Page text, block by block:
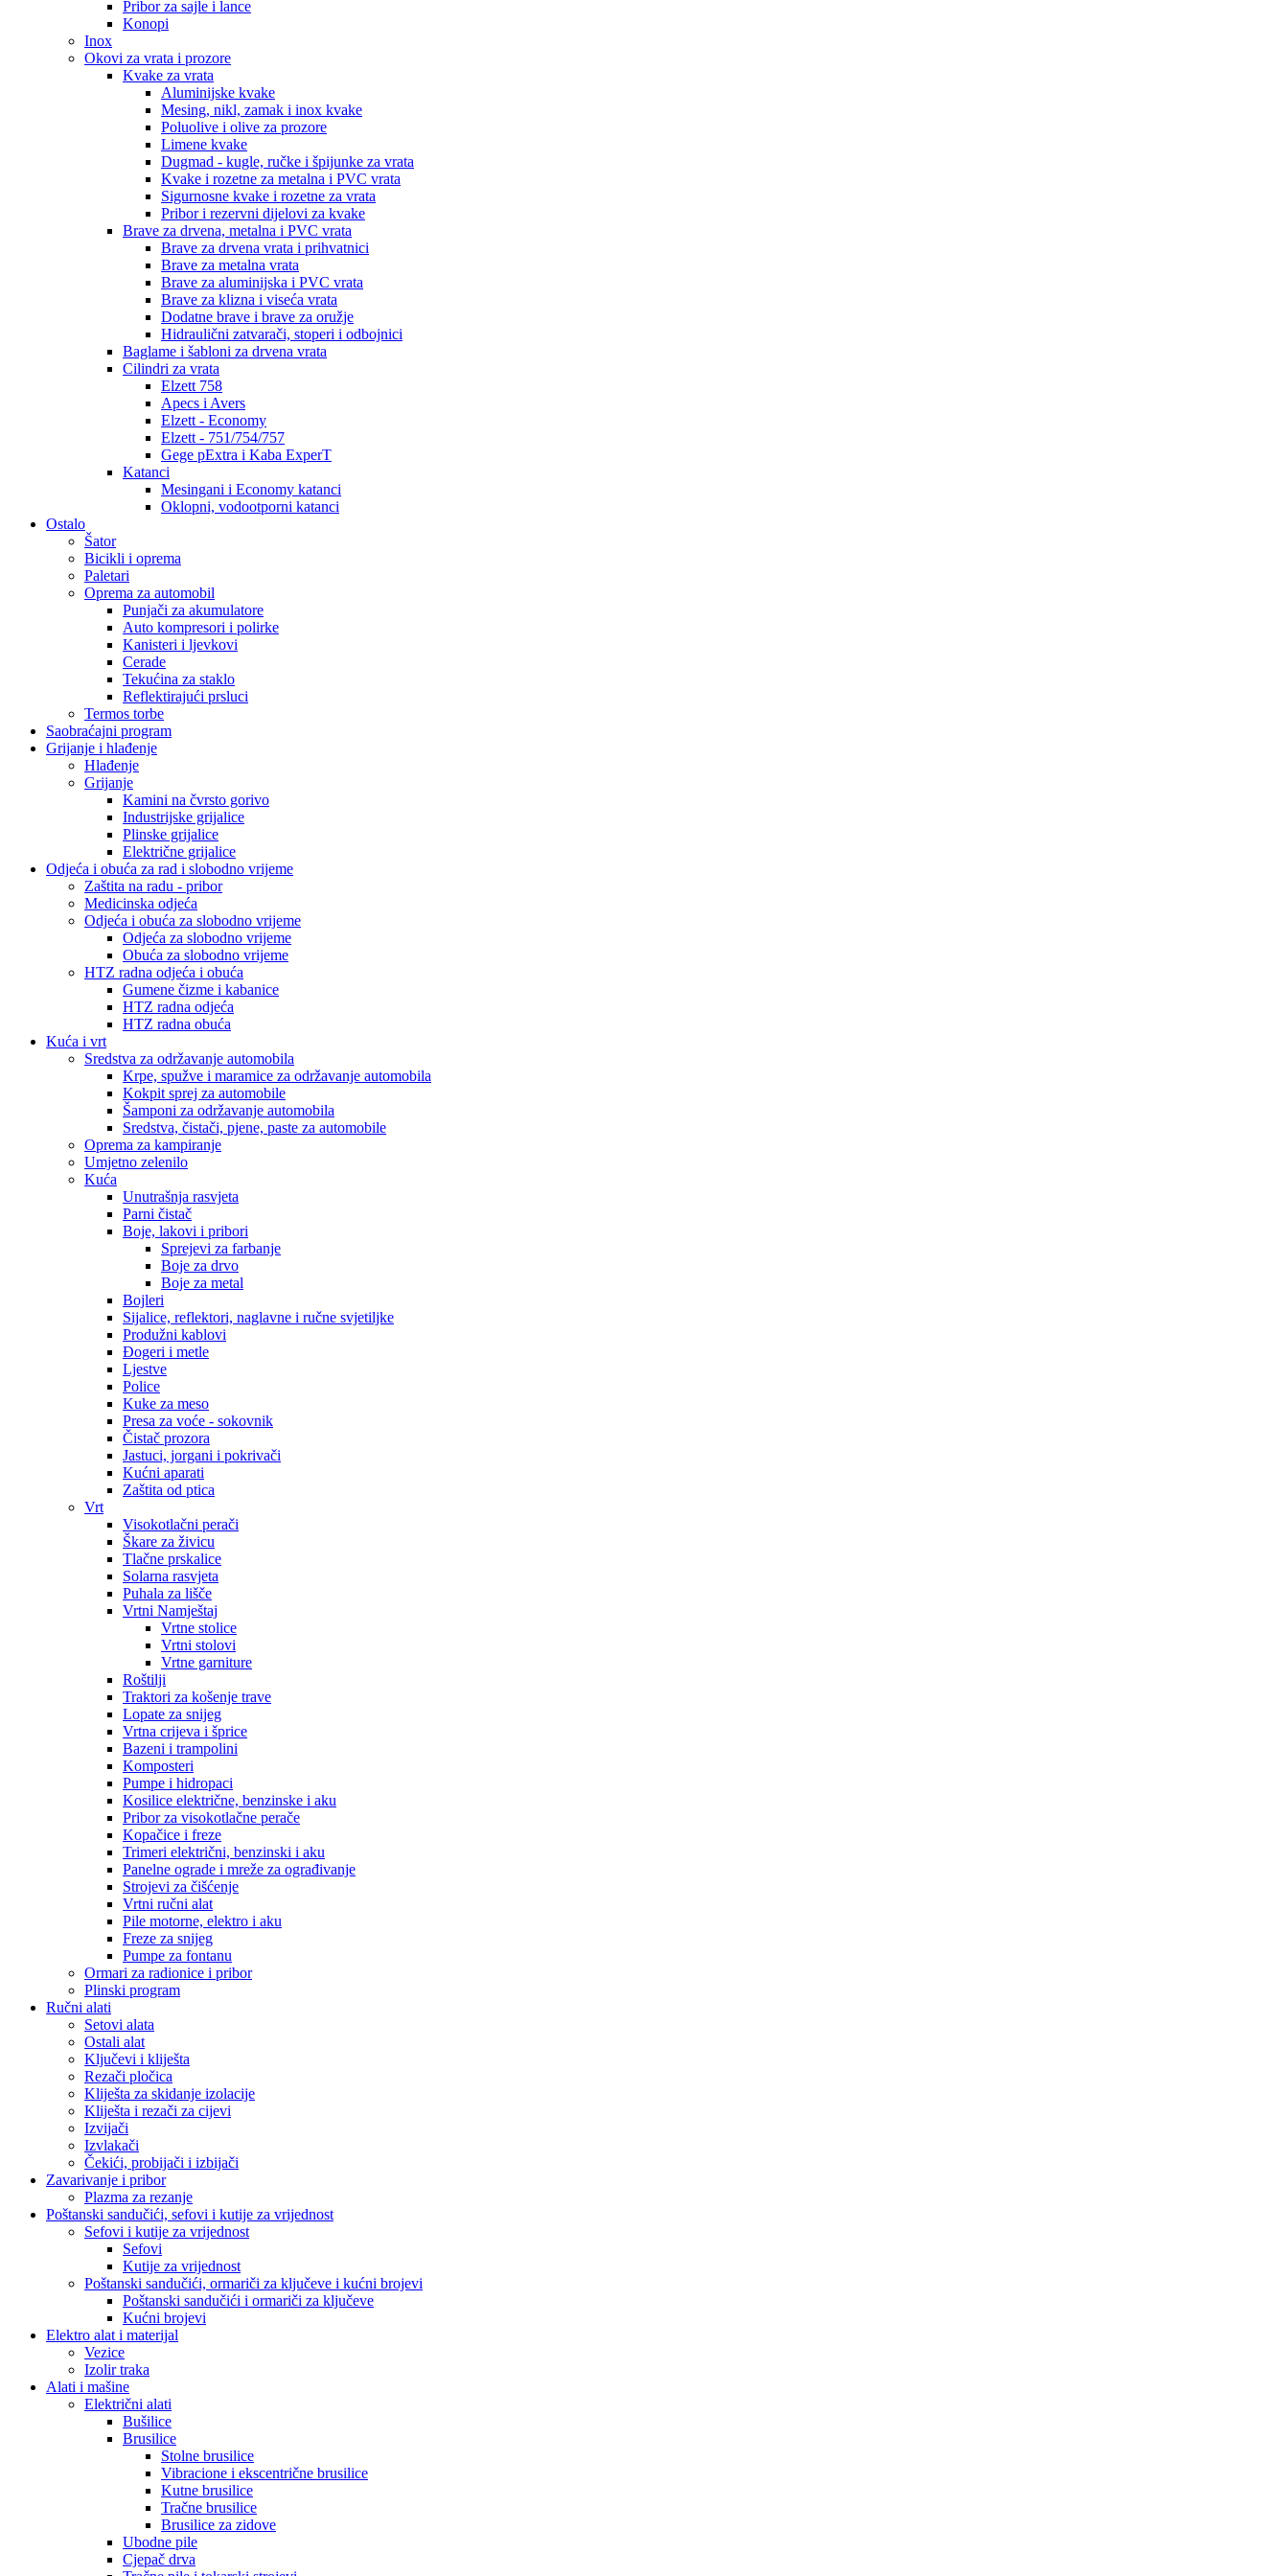
Pribor za sajle i lance
Konopi
Inox
Okovi za vrata i prozore
Kvake za vrata
Aluminijske kvake
Mesing, nikl, zamak i inox kvake
Poluolive i olive za prozore
Limene kvake
Dugmad - kugle, ručke i špijunke za vrata
Kvake i rozetne za metalna i PVC vrata
Sigurnosne kvake i rozetne za vrata
Pribor i rezervni dijelovi za kvake
Brave za drvena, metalna i PVC vrata
Brave za drvena vrata i prihvatnici
Brave za metalna vrata
Brave za aluminijska i PVC vrata
Brave za klizna i viseća vrata
Dodatne brave i brave za oružje
Hidraulični zatvarači, stoperi i odbojnici
Baglame i šabloni za drvena vrata
Cilindri za vrata
Elzett 758
Apecs i Avers
Elzett - Economy
Elzett - 751/754/757
Gege pExtra i Kaba ExperT
Katanci
Mesingani i Economy katanci
Oklopni, vodootporni katanci
Ostalo
Šator
Bicikli i oprema
Paletari
Oprema za automobil
Punjači za akumulatore
Auto kompresori i polirke
Kanisteri i ljevkovi
Cerade
Tekućina za staklo
Reflektirajući prsluci
Termos torbe
Saobraćajni program
Grijanje i hlađenje
Hlađenje
Grijanje
Kamini na čvrsto gorivo
Industrijske grijalice
Plinske grijalice
Električne grijalice
Odjeća i obuća za rad i slobodno vrijeme
Zaštita na radu - pribor
Medicinska odjeća
Odjeća i obuća za slobodno vrijeme
Odjeća za slobodno vrijeme
Obuća za slobodno vrijeme
HTZ radna odjeća i obuća
Gumene čizme i kabanice
HTZ radna odjeća
HTZ radna obuća
Kuća i vrt
Sredstva za održavanje automobila
Krpe, spužve i maramice za održavanje automobila
Kokpit sprej za automobile
Šamponi za održavanje automobila
Sredstva, čistači, pjene, paste za automobile
Oprema za kampiranje
Umjetno zelenilo
Kuća
Unutrašnja rasvjeta
Parni čistač
Boje, lakovi i pribori
Sprejevi za farbanje
Boje za drvo
Boje za metal
Bojleri
Sijalice, reflektori, naglavne i ručne svjetiljke
Produžni kablovi
Đogeri i metle
Ljestve
Police
Kuke za meso
Presa za voće - sokovnik
Čistač prozora
Jastuci, jorgani i pokrivači
Kućni aparati
Zaštita od ptica
Vrt
Visokotlačni perači
Škare za živicu
Tlačne prskalice
Solarna rasvjeta
Puhala za lišče
Vrtni Namještaj
Vrtne stolice
Vrtni stolovi
Vrtne garniture
Roštilji
Traktori za košenje trave
Lopate za snijeg
Vrtna crijeva i šprice
Bazeni i trampolini
Komposteri
Pumpe i hidropaci
Kosilice električne, benzinske i aku
Pribor za visokotlačne perače
Kopačice i freze
Trimeri električni, benzinski i aku
Panelne ograde i mreže za ograđivanje
Strojevi za čišćenje
Vrtni ručni alat
Pile motorne, elektro i aku
Freze za snijeg
Pumpe za fontanu
Ormari za radionice i pribor
Plinski program
Ručni alati
Setovi alata
Ostali alat
Ključevi i kliješta
Rezači pločica
Kliješta za skidanje izolacije
Kliješta i rezači za cijevi
Izvijači
Izvlakači
Čekići, probijači i izbijači
Zavarivanje i pribor
Plazma za rezanje
Poštanski sandučići, sefovi i kutije za vrijednost
Sefovi i kutije za vrijednost
Sefovi
Kutije za vrijednost
Poštanski sandučići, ormariči za ključeve i kućni brojevi
Poštanski sandučići i ormariči za ključeve
Kućni brojevi
Elektro alat i materijal
Vezice
Izolir traka
Alati i mašine
Električni alati
Bušilice
Brusilice
Stolne brusilice
Vibracione i ekscentrične brusilice
Kutne brusilice
Tračne brusilice
Brusilice za zidove
Ubodne pile
Cjepač drva